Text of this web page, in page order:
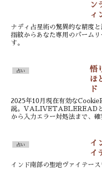
ン
ィ
ナディ占星術の驚異的な精度
指紋からあなた専用のパーム
す。
占い
悟
ほ
ド
2025年10月現在有効な
説。VALIVETABLEREAD
から入力エラー対処法まで、
占い
イ
イ
インド南部の聖地ヴァイテー